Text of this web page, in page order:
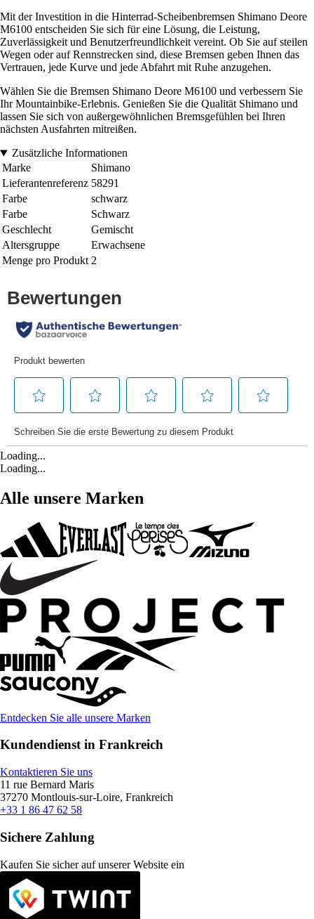
Mit der Investition in die Hinterrad-Scheibenbremsen Shimano Deore
M6100 entscheiden Sie sich für eine Lösung, die Leistung,
Zuverlässigkeit und Benutzerfreundlichkeit vereint. Ob Sie auf steilen
Wegen oder auf Rennstrecken sind, diese Bremsen geben Ihnen das
Vertrauen, jede Kurve und jede Abfahrt mit Ruhe anzugehen.
Wählen Sie die Bremsen Shimano Deore M6100 und verbessern Sie
Ihr Mountainbike-Erlebnis. Genießen Sie die Qualität Shimano und
lassen Sie sich von außergewöhnlichen Bremsgefühlen bei Ihren
nächsten Ausfahrten mitreißen.
Zusätzliche Informationen
Marke
Shimano
Lieferantenreferenz 58291
Farbe
schwarz
Farbe
Schwarz
Geschlecht
Gemischt
Altersgruppe
Erwachsene
Menge pro Produkt 2
Loading...
Loading...
Alle unsere Marken
Entdecken Sie alle unsere Marken
Kundendienst in Frankreich
Kontaktieren Sie uns
11 rue Bernard Maris
37270 Montlouis-sur-Loire, Frankreich
+33 1 86 47 62 58
Sichere Zahlung
Kaufen Sie sicher auf unserer Website ein